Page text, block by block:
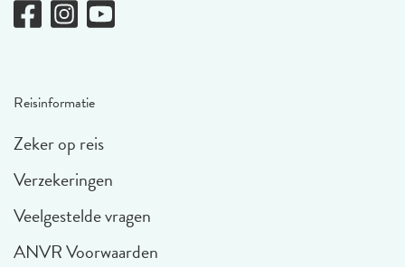
Reisinformatie
Zeker op reis
Verzekeringen
Veelgestelde vragen
ANVR Voorwaarden